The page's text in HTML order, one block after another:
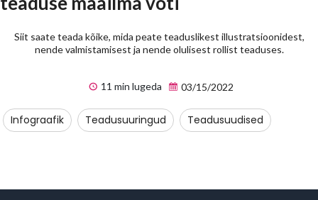
Siit saate teada kõike, mida peate teaduslikest illustratsioonidest,
nende valmistamisest ja nende olulisest rollist teaduses.
11 min lugeda 03/15/2022
Infograafik Teadusuuringud Teadusuudised